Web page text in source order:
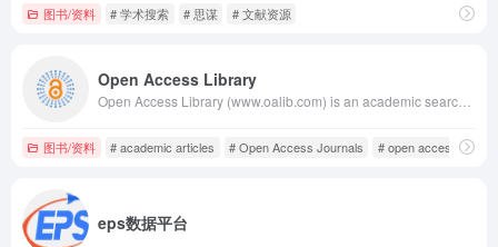
图书/资料 # 学术搜索 # 思谋 # 文献资源
Open Access Library
图书/资料 # academic articles # Open Access Journals # open access library
eps数据平台